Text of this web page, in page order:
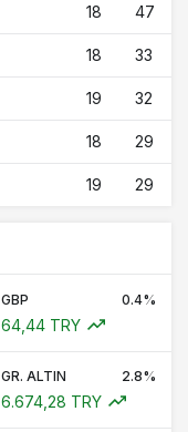
18 47
18 33
19 32
18 29
19 29
GBP 0.4%
64,44 TRY
GR. ALTIN 2.8%
6.674,28 TRY